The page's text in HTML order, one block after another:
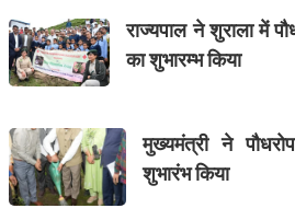
राज्यपाल ने शुराला में
का शुभारम्भ किया
मुख्यमंत्री ने
शुभारंभ किया